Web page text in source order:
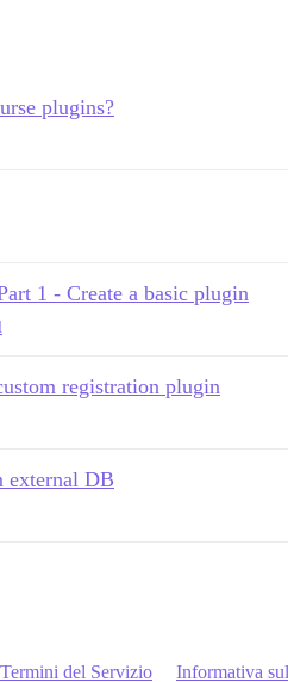
plugins?
1 - Create a basic plugin
registration plugin
external DB
Termini del Servizio Informativa